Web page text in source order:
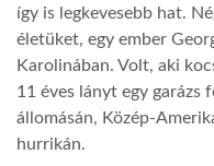
így is legkevesebb hat.
életüket, egy ember
Karolinában. Volt, aki
11 éves lányt egy
állomásán, Közép-
hurrikán.